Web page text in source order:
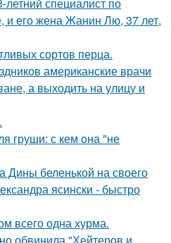
специалист по
и его жена Жанин Лю, 37 лет,
сортов перца.
американские врачи
а выходить на улицу и
груши: с кем oна "не
Дины беленькой на своего
ясински - быстро
всего одна хурма.